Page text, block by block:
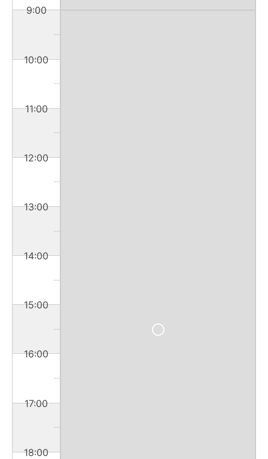
9:00
10:00
11:00
12:00
13:00
14:00
15:00
16:00
17:00
18:00